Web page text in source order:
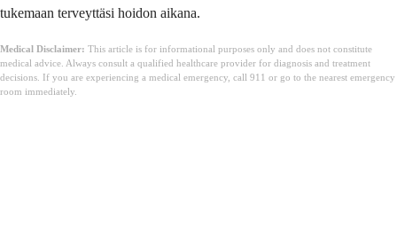
tukemaan terveyttäsi hoidon aikana.
Medical Disclaimer: This article is for informational purposes only and does not constitute
medical advice. Always consult a qualified healthcare provider for diagnosis and treatment
decisions. If you are experiencing a medical emergency, call 911 or go to the nearest emergency
room immediately.